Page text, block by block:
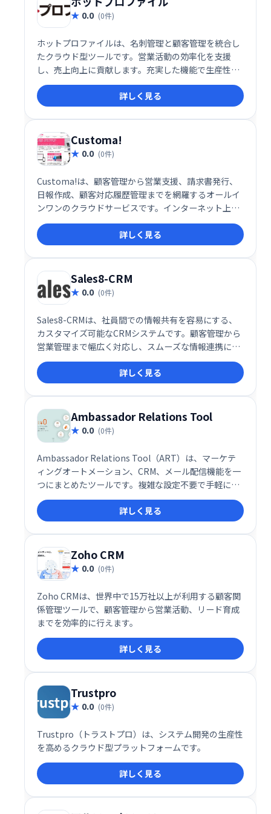
0.0 (0件)
ホットプロファイルは、名刺管理と顧客管理を統合し
たクラウド型ツールです。営業活動の効率化を支援
し、売上向上に貢献します。充実した機能で生産性を
高め、顧客との関係構築を強化。営業担当者の業務負
担を軽減し、より戦略的な営業活動を実現します。
詳しく見る
Customa!
0.0 (0件)
Customa!は、顧客管理から営業支援、請求書発行、
日報作成、顧客対応履歴管理までを網羅するオールイ
ンワンのクラウドサービスです。インターネット上に
顧客窓口を開設することも可能です。業務効率化と顧
客満足度向上を同時に実現し、ビジネス成長をサポー
トします。
詳しく見る
Sales8-CRM
0.0 (0件)
Sales8-CRMは、社員間での情報共有を容易にする、
カスタマイズ可能なCRMシステムです。顧客管理から
営業管理まで幅広く対応し、スムーズな情報連携によ
る業務効率化を実現します。誰でも簡単に操作でき、
迅速な情報アクセスと的確な顧客対応をサポートしま
す。
詳しく見る
Ambassador Relations Tool
0.0 (0件)
Ambassador Relations Tool（ART）は、マーケテ
ィングオートメーション、CRM、メール配信機能を一
つにまとめたツールです。複雑な設定不要で手軽に利
用でき、アンバサダーリレーションズを効率化。スム
ーズなコミュニケーションと効果的なキャンペーン展
開を実現し、ビジネス成長を強力にサポートします。
詳しく見る
Zoho CRM
0.0 (0件)
Zoho CRMは、世界中で15万社以上が利用する顧客関
係管理ツールで、顧客管理から営業活動、リード育成
までを効率的に行えます。
詳しく見る
Trustpro
0.0 (0件)
Trustpro（トラストプロ）は、システム開発の生産性
を高めるクラウド型プラットフォームです。
詳しく見る